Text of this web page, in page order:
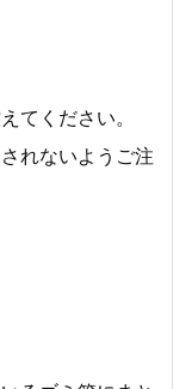
てください。
れないようご注